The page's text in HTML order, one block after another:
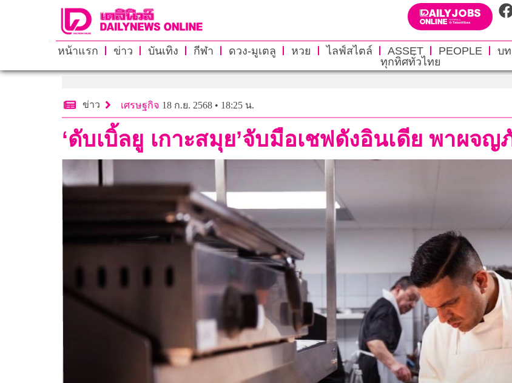
หน้าแรก ข่าว บันเทิง กีฬา ดวง-มูเตลู หวย ไลฟ์สไตล์ ASSET PEOPLE บ
ทุกทิศทั่วไทย
ข่าว เศรษฐกิจ 18 ก.ย. 2568 • 18:25 น.
‘ดับเบิ้ลยู เกาะสมุย’จับมือเชฟดังอินเดีย พาผจ